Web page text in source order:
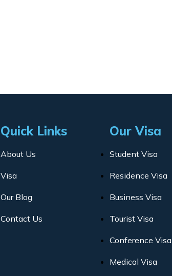
Quick Links
About Us
Visa
Our Blog
Contact Us
Our Visa
Student Visa
Residence Visa
Business Visa
Tourist Visa
Conference Visa
Medical Visa